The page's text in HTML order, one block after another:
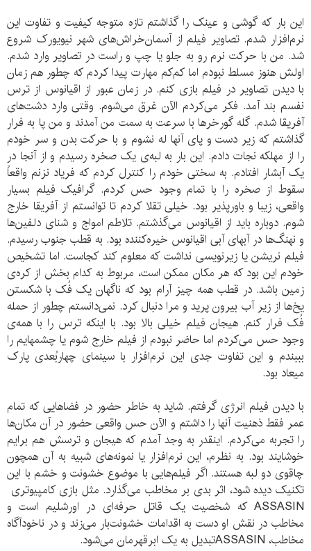
این بار که گوشی و عینک را گذاشتم تازه متوجه کیفیت و تفاوت این
نرم‌افزار شدم. تصاویر فیلم از آسمان‌خراش‌های شهر نیویورک شروع
شد. من با حرکت نرم رو به جلو یا چپ و راست در تصاویر وارد شدم.
اولش هنوز مسلط نبودم اما کم‌کم مهارت پیدا کردم که چطور هم زمان
با دیدن تصاویر در فیلم بازی کنم. در زمان عبور از اقیانوس از ترس
نفسم بند آمد. فکر می‌کردم الآن غرق می‌شوم. وقتی وارد دشت‌های
آفریقا شدم. گله گورخرها با سرعت به سمت من آمدند و من پا به فرار
گذاشتم که زیر دست و پای آنها له نشوم و با حرکت بدن و سر خودم
را از مهلکه نجات دادم. این بار به لبه‌ی یک صخره رسیدم و از آنجا در
یک آبشار افتادم. به سختی خودم را کنترل کردم که فریاد نزنم واقعاً
سقوط از صخره را با تمام وجود حس کردم. گرافیک فیلم بسیار
واقعی، زیبا و باورپذیر بود. خیلی تقلا کردم تا توانستم از آفریقا خارج
شوم. دوباره باید از اقیانوس می‌گذشتم. تلاطم امواج و شنای دلفین‌ها
و نهنگ‌ها در آبهای آبی اقیانوس خیره‌کننده بود. به قطب جنوب رسیدم.
فیلم نریشن یا زیرنویسی نداشت که معلوم کند کجاست. اما تشخیص
خودم این بود که هر مکان ممکن است، مربوط به کدام بخش از کره‌ی
زمین باشد. در قطب همه چیز آرام بود که ناگهان یک فُک با شکستن
یخ‌ها از زیر آب بیرون پرید و مرا دنبال کرد. نمی‌دانستم چطور از حمله
فُک فرار کنم. هیجان فیلم خیلی بالا بود. با اینکه ترس را با همه‌ی
وجود حس می‌کردم اما حاضر نبودم از فیلم خارج شوم یا چشمهایم را
بببندم و این تفاوت جدی این نرم‌افزار با سینمای چهاربُعدی پارک
میعاد بود.
با دیدن فیلم انرژی گرفتم. شاید به خاطر حضور در فضاهایی که تمام
عمر فقط ذهنیت آنها را داشتم و الآن حس واقعی حضور در آن مکان‌ها
را تجربه می‌کردم. اینقدر به وجد آمدم که هیجان و ترسش هم برایم
خوشایند بود. به نظرم، این نرم‌افزار یا نمونه‌های شبیه به آن همچون
چاقوی دو لبه هستند. اگر فیلم‌هایی با موضوع خشونت و خشم با این
تکنیک دیده شود، اثر بدی بر مخاطب می‌گذارد. مثل بازی کامپیوتری
ASSASIN که شخصیت یک قاتل حرفه‌ای در اورشلیم است و
مخاطب در نقش او دست به اقدامات خشونت‌بار می‌زند و در ناخودآگاه
مخاطب، ASSASINتبدیل به یک ابر‌قهرمان می‌شود.